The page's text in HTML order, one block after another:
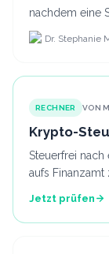
nachdem eine
Erstellung
Dr. Stephanie
RECHNER VON
Krypto-
Steuerfrei nach
aufs Finanzamt
Jetzt prüfen